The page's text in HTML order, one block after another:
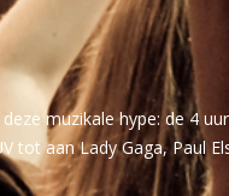
muzikale hype: de 4
tot aan Lady Gaga, Paul